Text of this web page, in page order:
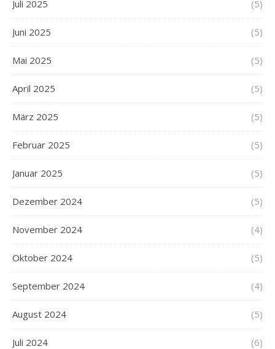
Juli 2025 (5)
Juni 2025 (5)
Mai 2025 (5)
April 2025 (5)
März 2025 (5)
Februar 2025 (5)
Januar 2025 (5)
Dezember 2024 (5)
November 2024 (4)
Oktober 2024 (5)
September 2024 (4)
August 2024 (5)
Juli 2024 (6)